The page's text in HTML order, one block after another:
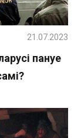
пануе
21.07.2023